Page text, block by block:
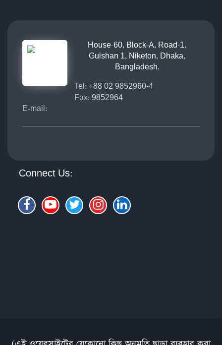
House-60, Block-A, Road-1,
Gulshan 1, Niketon, Dhaka,
Bangladesh.
Tel: +88 02 9852960-4
Fax: 9852964
E-mail:
Connect Us: